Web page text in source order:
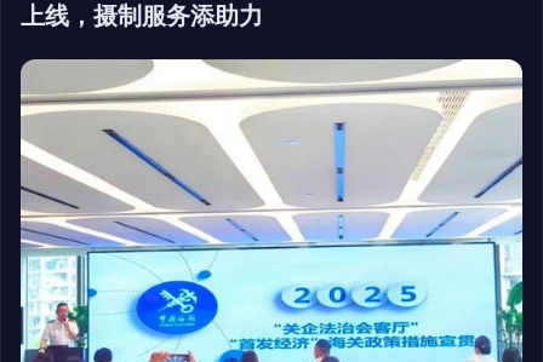
上线，摄制服务添助力